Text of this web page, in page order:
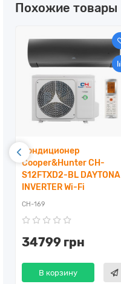
Похожие товары
Кондиционер
Cooper&Hunter CH-
S12FTXD2-BL DAYTONA
INVERTER Wi-Fi
CH-169
34799 грн
В корзину